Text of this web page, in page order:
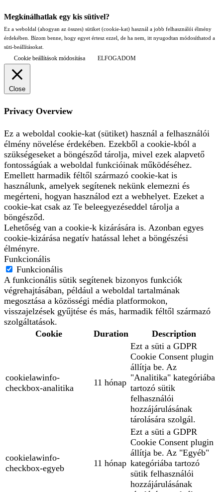
Megkínálhatlak egy kis sütivel?
Ez a weboldal (ahogyan az összes) sütiket (cookie-kat) használ a jobb felhasználói élmény
érdekében. Bízom benne, hogy egyet értesz ezzel, de ha nem, itt nyugodtan módosíthatod a
süti-beállításokat.
Cookie beállítások módosítása ELFOGADOM
Close
Privacy Overview
Ez a weboldal cookie-kat (sütiket) használ a felhasználói
élmény növelése érdekében. Ezekből a cookie-kból a
szükségeseket a böngésződ tárolja, mivel ezek alapvető
fontosságúak a weboldal funkcióinak működéséhez.
Emellett harmadik féltől származó cookie-kat is
használunk, amelyek segítenek nekünk elemezni és
megérteni, hogyan használod ezt a webhelyet. Ezeket a
cookie-kat csak az Te beleegyezéseddel tárolja a
böngésződ.
Lehetőség van a cookie-k kizárására is. Azonban egyes
cookie-kizárása negatív hatással lehet a böngészési
élményre.
Funkcionális
Funkcionális
A funkcionális sütik segítenek bizonyos funkciók
végrehajtásában, például a weboldal tartalmának
megosztása a közösségi média platformokon,
visszajelzések gyűjtése és más, harmadik féltől származó
szolgáltatások.
Cookie
Duration Description
cookielawinfo-
checkbox-analitika
11 hónap
Ezt a süti a GDPR
Cookie Consent plugin
állítja be. Az
"Analitika" kategóriába
tartozó sütik
felhasználói
hozzájárulásának
tárolására szolgál.
cookielawinfo-
checkbox-egyeb
11 hónap
Ezt a süti a GDPR
Cookie Consent plugin
állítja be. Az "Egyéb"
kategóriába tartozó
sütik felhasználói
hozzájárulásának